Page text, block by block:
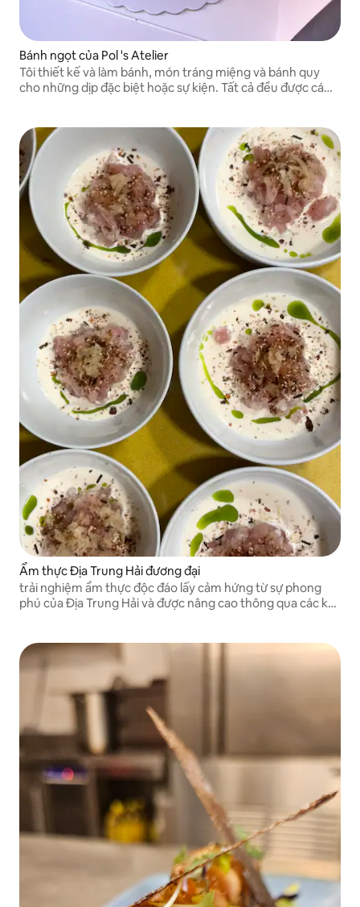
Bánh ngọt của Pol 's Atelier
Tôi thiết kế và làm bánh, món tráng miệng và bánh quy
cho những dịp đặc biệt hoặc sự kiện. Tất cả đều được cá
Ẩm thực Địa Trung Hải đương đại
trải nghiệm ẩm thực độc đáo lấy cảm hứng từ sự phong
phú của Địa Trung Hải và được nâng cao thông qua các kỹ